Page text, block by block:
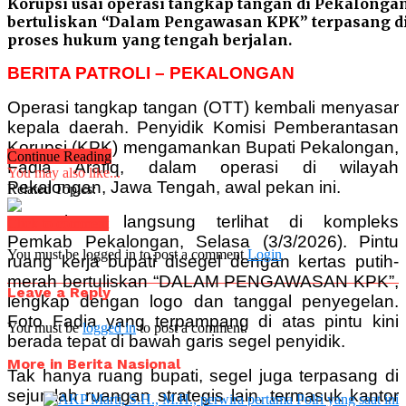
Korupsi usai operasi tangkap tangan di
bertuliskan “Dalam Pengawasan KPK” terpasang
proses hukum yang tengah berjalan.
BERITA PATROLI – PEKALONGAN
Operasi tangkap tangan (OTT) kembali menyasar
kepala daerah. Penyidik Komisi Pemberantasan
Korupsi (KPK) mengamankan Bupati Pekalongan,
Fadia Arafiq, dalam operasi di wilayah
Pekalongan, Jawa Tengah, awal pekan ini.
Dampaknya langsung terlihat di kompleks
Pemkab Pekalongan, Selasa (3/3/2026). Pintu
ruang kerja bupati disegel dengan kertas putih-
merah bertuliskan “DALAM PENGAWASAN KPK”,
lengkap dengan logo dan tanggal penyegelan.
Foto Fadia yang terpampang di atas pintu kini
berada tepat di bawah garis segel penyidik.
Tak hanya ruang bupati, segel juga terpasang di
sejumlah ruangan strategis lain, termasuk kantor
Continue Reading
You may also like...
Related Topics:
You must be logged in to post a comment Login
Leave a Reply
You must belogged into post a comment.
More in Berita Nasional